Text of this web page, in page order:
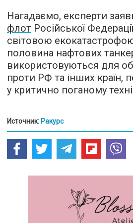
Нагадаємо, експерти
флот Російської
світовою
половина нафтових
використовуються для
проти РФ та інших країн,
у критично поганому
Источник: Ракурс